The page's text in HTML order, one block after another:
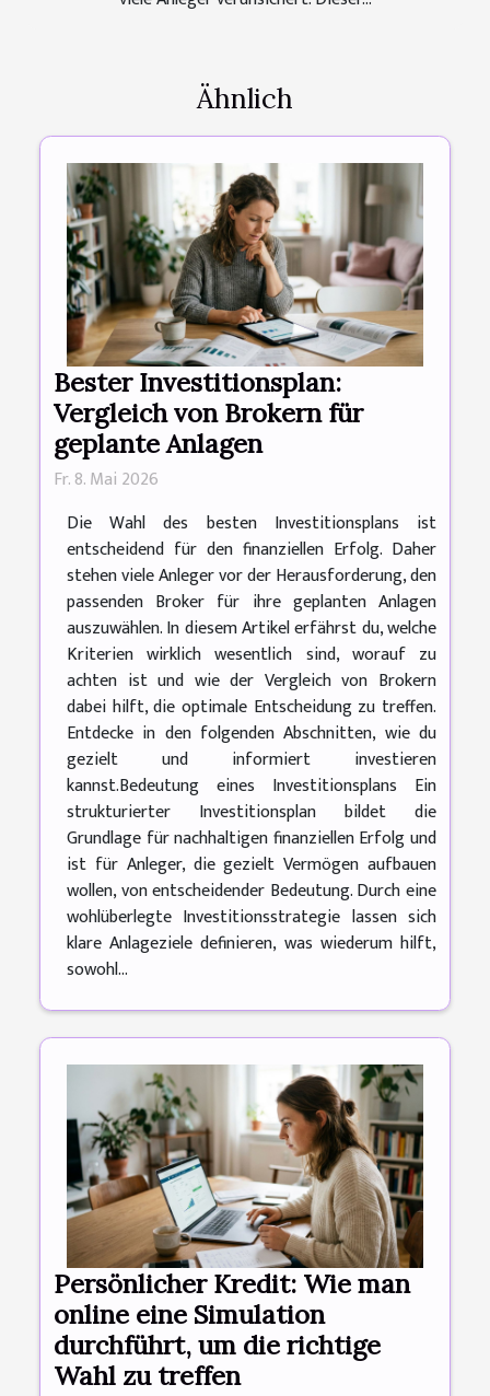
Ähnlich
Bester Investitionsplan:
Vergleich von Brokern für
geplante Anlagen
Fr. 8. Mai 2026
Die Wahl des besten Investitionsplans ist
entscheidend für den finanziellen Erfolg. Daher
stehen viele Anleger vor der Herausforderung, den
passenden Broker für ihre geplanten Anlagen
auszuwählen. In diesem Artikel erfährst du, welche
Kriterien wirklich wesentlich sind, worauf zu
achten ist und wie der Vergleich von Brokern
dabei hilft, die optimale Entscheidung zu treffen.
Entdecke in den folgenden Abschnitten, wie du
gezielt und informiert investieren
kannst.Bedeutung eines Investitionsplans Ein
strukturierter Investitionsplan bildet die
Grundlage für nachhaltigen finanziellen Erfolg und
ist für Anleger, die gezielt Vermögen aufbauen
wollen, von entscheidender Bedeutung. Durch eine
wohlüberlegte Investitionsstrategie lassen sich
klare Anlageziele definieren, was wiederum hilft,
sowohl...
Persönlicher Kredit: Wie man
online eine Simulation
durchführt, um die richtige
Wahl zu treffen